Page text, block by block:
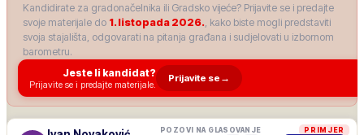
Kandidirate za gradonačelnika ili Gradsko vijeće? Prijavite se i predajte
svoje materijale do 1. listopada 2026., kako biste mogli predstaviti
svoja stajališta, odgovarati na pitanja građana i sudjelovati u izbornom
barometru.
Jeste li kandidat?
Prijavite se i predajte materijale.
Prijavite se →
PRIMJER
POZOVI NA GLASOVANJE